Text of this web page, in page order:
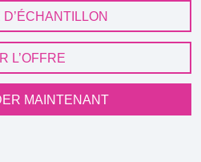
L’OFFRE
MAINTENANT